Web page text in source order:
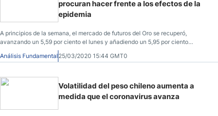
procuran hacer frente a los efectos de la
epidemia
A principios de la semana, el mercado de futuros del Oro se recuperó,
avanzando un 5,59 por ciento el lunes y añadiendo un 5,95 por ciento
durante la siguiente sesión.
Análisis Fundamental 25/03/2020 15:44 GMT0
Volatilidad del peso chileno aumenta a
medida que el coronavirus avanza